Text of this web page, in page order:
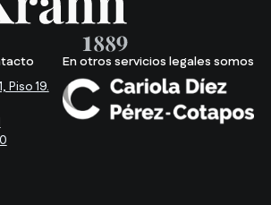
Piso 19.
En otros servicios legales somos